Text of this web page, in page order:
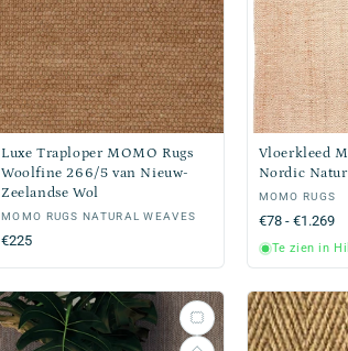
Luxe Traploper MOMO Rugs
Woolfine 266/5 van Nieuw-
Zeelandse Wol
Verkoper:
MOMO RUGS NATURAL WEAVES
Normale
€225
Vloerkleed
Nordic
Verkoper:
MOMO RUGS
Normale
prijs
€78 - €1.269
Te zien in